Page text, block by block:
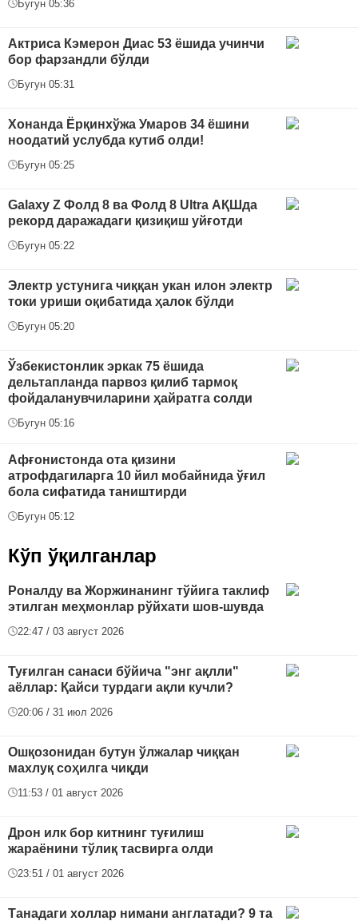
Бугун 05:36
Актриса Кэмерон Диас 53 ёшида учинчи
бор фарзандли бўлди
Бугун 05:31
Хонанда Ёрқинхўжа Умаров 34 ёшини
ноодатий услубда кутиб олди!
Бугун 05:25
Galaxy Z Фолд 8 ва Фолд 8 Ultra АҚШда
рекорд даражадаги қизиқиш уйғотди
Бугун 05:22
Электр устунига чиққан укан илон электр
токи уриши оқибатида ҳалок бўлди
Бугун 05:20
Ўзбекистонлик эркак 75 ёшида
дельтапланда парвоз қилиб тармоқ
фойдаланувчиларини ҳайратга солди
Бугун 05:16
Афғонистонда ота қизини
атрофдагиларга 10 йил мобайнида ўғил
бола сифатида таништирди
Бугун 05:12
Кўп ўқилганлар
Роналду ва Жоржинанинг тўйига таклиф
этилган меҳмонлар рўйхати шов-шувда
22:47 / 03 август 2026
Туғилган санаси бўйича "энг ақлли"
аёллар: Қайси турдаги ақли кучли?
20:06 / 31 июл 2026
Ошқозонидан бутун ўлжалар чиққан
махлуқ соҳилга чиқди
11:53 / 01 август 2026
Дрон илк бор китнинг туғилиш
жараёнини тўлиқ тасвирга олди
23:51 / 01 август 2026
Танадаги холлар нимани англатади? 9 та